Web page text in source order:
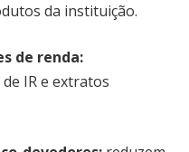
da instituição.
de renda:
IR e extratos